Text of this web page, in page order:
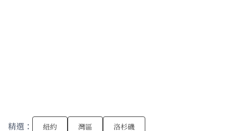
精選： 紐約 灣區 洛杉磯